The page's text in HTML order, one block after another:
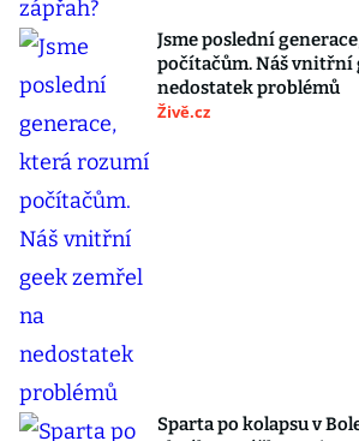
Jsme poslední
počítačům. Náš vnitřní
nedostatek problémů
Živě.cz
Sparta po kolapsu v